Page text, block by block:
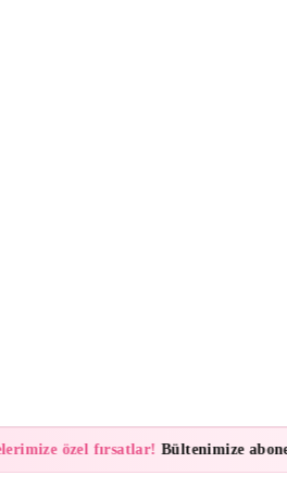
özel fırsatlar!Bültenimize abone